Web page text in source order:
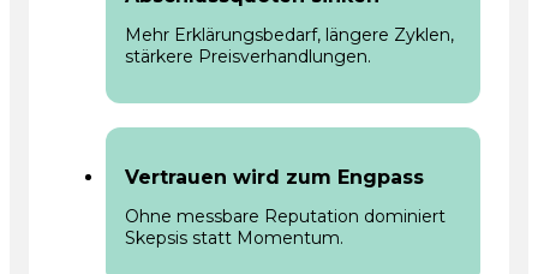
Mehr Erklärungsbedarf, längere Zyklen,
stärkere Preisverhandlungen.
Vertrauen wird zum Engpass
Ohne messbare Reputation dominiert
Skepsis statt Momentum.